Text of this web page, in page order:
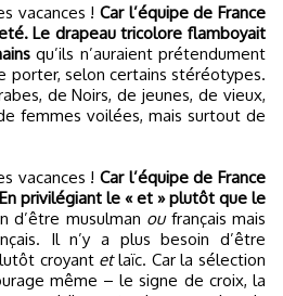
vacances !Car l’équipe de France
Le drapeau tricolore flamboyait
qu’ils n’auraient prétendument
porter, selon certains stéréotypes.
de Noirs, de jeunes, de vieux,
femmes voilées, mais surtout de
vacances !Car l’équipe de France
privilégiant le « et » plutôt que le
d’être musulman oufrançais mais
Il n’y a plus besoin d’être
croyant etlaïc. Car la sélection
même – le signe de croix, la